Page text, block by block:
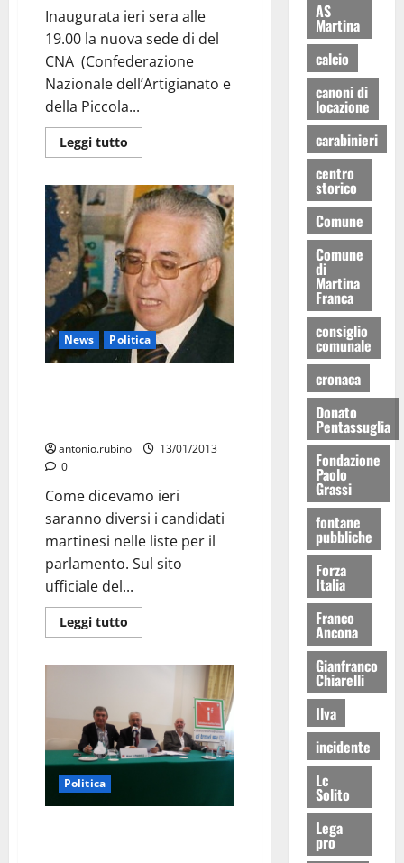
Inaugurata ieri sera alle
19.00 la nuova sede di del
CNA (Confederazione
Nazionale dell’Artigianato e
della Piccola...
Leggi tutto
News Politica
antonio.rubino
13/01/2013
0
Come dicevamo ieri
saranno diversi i candidati
martinesi nelle liste per il
parlamento. Sul sito
ufficiale del...
Leggi tutto
Politica
AS
Martina
calcio
canoni di
locazione
carabinieri
centro
storico
Comune
Comune
di
Martina
Franca
consiglio
comunale
cronaca
Donato
Pentassuglia
Fondazione
Paolo
Grassi
fontane
pubbliche
Forza
Italia
Franco
Ancona
Gianfranco
Chiarelli
Ilva
incidente
Lc
Solito
Lega
pro